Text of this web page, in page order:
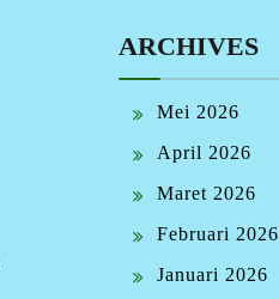
ARCHIVES
Mei 2026
April 2026
Maret 2026
Februari 2026
Januari 2026